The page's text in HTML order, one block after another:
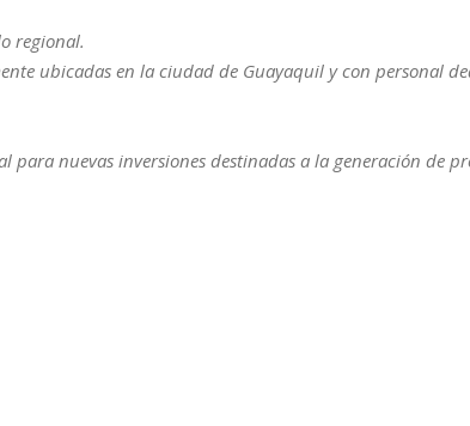
regional.
ubicadas en la ciudad de Guayaquil y con personal
para nuevas inversiones destinadas a la generación de